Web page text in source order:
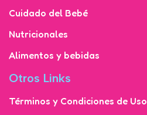
Cuidado del Bebé
Nutricionales
Alimentos y bebidas
Otros Links
Términos y Condiciones de Uso